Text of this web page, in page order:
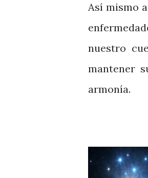
Así mismo
nuestro
mantener
armonía.